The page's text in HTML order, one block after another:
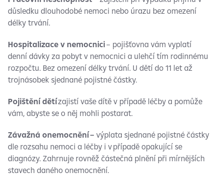
důsledku dlouhodobé nemoci nebo úrazu bez omezení
délky trvání.
Hospitalizace v nemocnici– pojišťovna vám vyplatí
denní dávky za pobyt v nemocnici a ulehčí tím rodinnému
rozpočtu. Bez omezení délky trvání. U dětí do 11 let až
trojnásobek sjednané pojistné částky.
Pojištění dětízajistí vaše dítě v případě léčby a pomůže
vám, abyste se o něj mohli postarat.
Závažná onemocnění – výplata sjednané pojistné částky
dle rozsahu nemoci a léčby i v případě opakující se
diagnózy. Zahrnuje rovněž částečná plnění při mírnějších
stavech daného onemocnění.